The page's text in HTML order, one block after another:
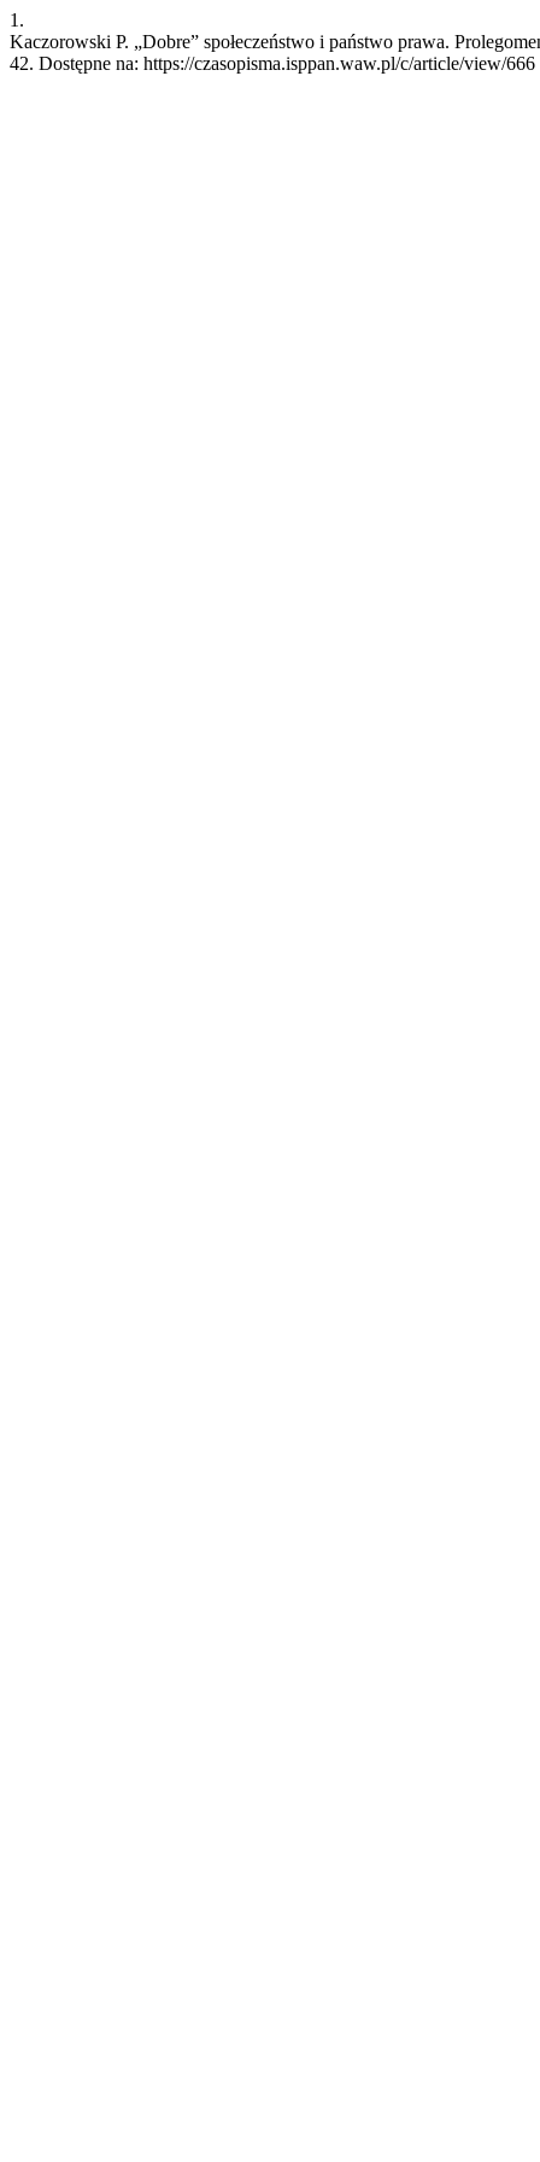
1.
Kaczorowski P. „Dobre” społeczeństwo i państwo prawa.
42. Dostępne na: https://czasopisma.isppan.waw.pl/c/article/view/666